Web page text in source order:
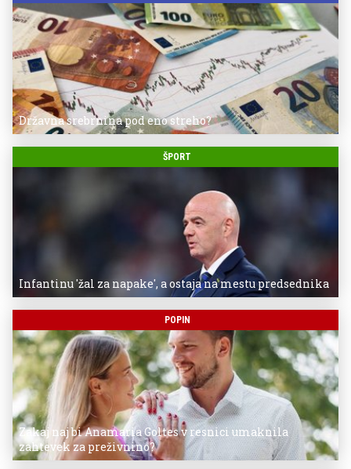
Državna srebrnina pod eno streho?
ŠPORT
Infantinu 'žal za napake', a ostaja na mestu predsednika
POPIN
Zakaj naj bi Anamaria Goltes v resnici umaknila
zahtevek za preživnino?